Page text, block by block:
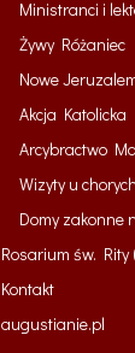
Ministranci i
Żywy Różaniec
Nowe
Akcja Katolicka
Arcybractwo
Wizyty u chorych
Domy zakonne
Rosarium św. Rity
Kontakt
augustianie.pl